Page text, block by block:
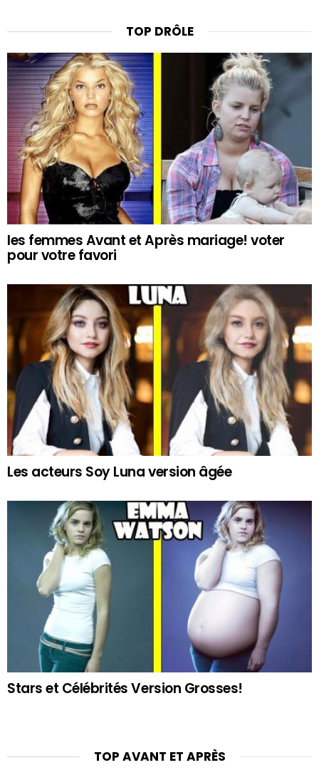
TOP DRÔLE
les femmes Avant et Après mariage! voter
pour votre favori
Les acteurs Soy Luna version âgée
Stars et Célébrités Version Grosses!
TOP AVANT ET APRÈS